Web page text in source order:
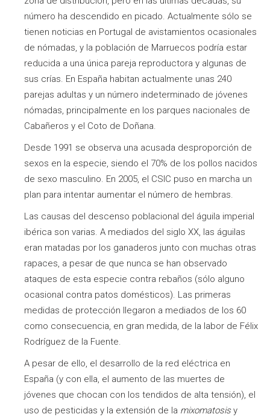
número ha descendido en picado. Actualmente sólo se
tienen noticias en Portugal de avistamientos ocasionales
de nómadas, y la población de Marruecos podría estar
reducida a una única pareja reproductora y algunas de
sus crías. En España habitan actualmente unas 240
parejas adultas y un número indeterminado de jóvenes
nómadas, principalmente en los parques nacionales de
Cabañeros y el Coto de Doñana.
Desde 1991 se observa una acusada desproporción de
sexos en la especie, siendo el 70% de los pollos nacidos
de sexo masculino. En 2005, el CSIC puso en marcha un
plan para intentar aumentar el número de hembras.
Las causas del descenso poblacional del águila imperial
ibérica son varias. A mediados del siglo XX, las águilas
eran matadas por los ganaderos junto con muchas otras
rapaces, a pesar de que nunca se han observado
ataques de esta especie contra rebaños (sólo alguno
ocasional contra patos domésticos). Las primeras
medidas de protección llegaron a mediados de los 60
como consecuencia, en gran medida, de la labor de Félix
Rodríguez de la Fuente.
A pesar de ello, el desarrollo de la red eléctrica en
España (y con ella, el aumento de las muertes de
jóvenes que chocan con los tendidos de alta tensión), el
uso de pesticidas y la extensión de la mixomatosisy